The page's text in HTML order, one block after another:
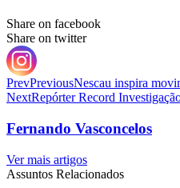
Share on facebook
Share on twitter
PrevPreviousNescau inspira
NextRepórter Record
Fernando Vasconcelos
Ver mais artigos
Assuntos Relacionados